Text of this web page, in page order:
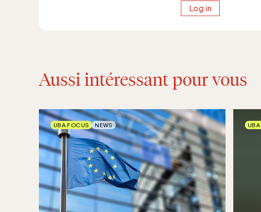
Log in
Aussi intéressant pour vous
UBA FOCUS NEWS